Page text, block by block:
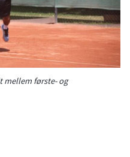
mellem første- og